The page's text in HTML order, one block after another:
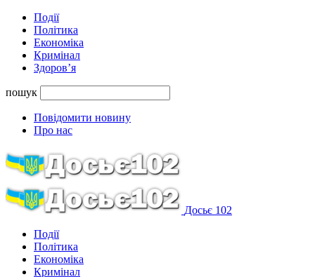
Події
Політика
Економіка
Кримінал
Здоров’я
пошук
Повідомити новину
Про нас
Досьє 102
Події
Політика
Економіка
Кримінал